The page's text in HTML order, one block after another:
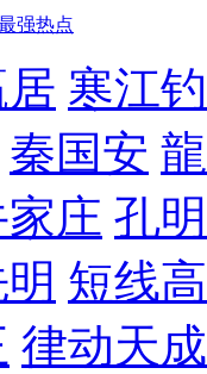
强热点
寒江
秦国安
庄 孔
短线
律动天成